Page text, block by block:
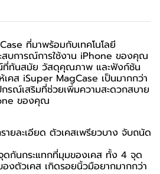
ที่มาพร้อมกับเทคโนโลยี
สบการณ์การใช้งาน iPhone ของคุณ
ที่ทันสมัย วัสดุคุณภาพ และฟังก์ชัน
เคส iSuper MagCase เป็นมากกว่า
รณ์เสริมที่ช่วยเพิ่มความสะดวกสบาย
ของคุณ
รายละเอียด ตัวเคสเพรียวบาง จับถนัด
ดกันกระแทกที่มุมของเคส ทั้ง 4 จุด
งตัวเคส เกิดรอยนิ้วมือยากมากกว่า